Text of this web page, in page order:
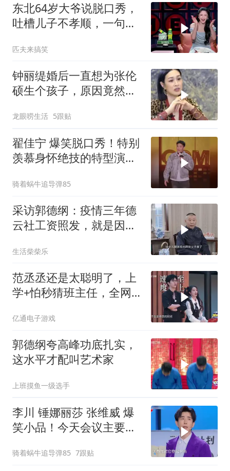
东北64岁大爷说脱口秀，
吐槽儿子不孝顺，一句话
匹夫来搞笑
钟丽缇婚后一直想为张伦
硕生个孩子，原因竟然是
龙眼唠生活 5跟贴
翟佳宁 爆笑脱口秀！特别
羡慕身怀绝技的特型演
骑着蜗牛追导弹85
采访郭德纲：疫情三年德
云社工资照发，就是因为
生活柴柴乐
范丞丞还是太聪明了，上
学+怕秒猜班主任，全网
亿通电子游戏
郭德纲夸高峰功底扎实，
这水平才配叫艺术家
上班摸鱼一级选手
李川 锤娜丽莎 张维威 爆
笑小品！今天会议主要宣
个裁一个
骑着蜗牛追导弹85 7跟贴